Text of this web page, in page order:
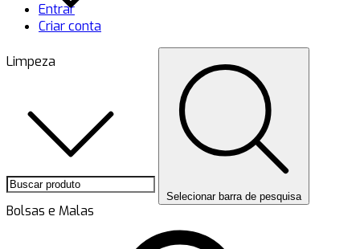
Limpeza
Bolsas e Malas
Entrar
Criar conta
Selecionar barra de pesquisa